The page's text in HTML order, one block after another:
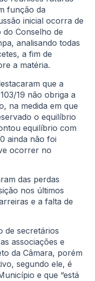
função da
inicial ocorra de
Conselho de
analisando todas
a fim de
a matéria.
que a
19 não obriga a
na medida em que
o equilíbrio
equilíbrio com
ainda não foi
ocorrer no
das perdas
nos últimos
e a falta de
de secretários
associações e
da Câmara, porém
segundo ele, é
e que “está